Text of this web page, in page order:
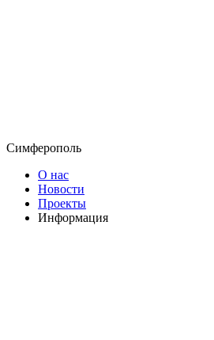
Симферополь
О нас
Новости
Проекты
Информация